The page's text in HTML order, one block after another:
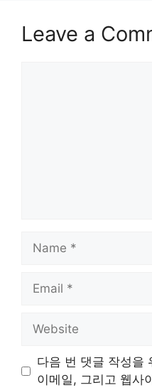
Leave a
Name
Email
Website
다음 번 댓글 작성을
이메일, 그리고 웹사